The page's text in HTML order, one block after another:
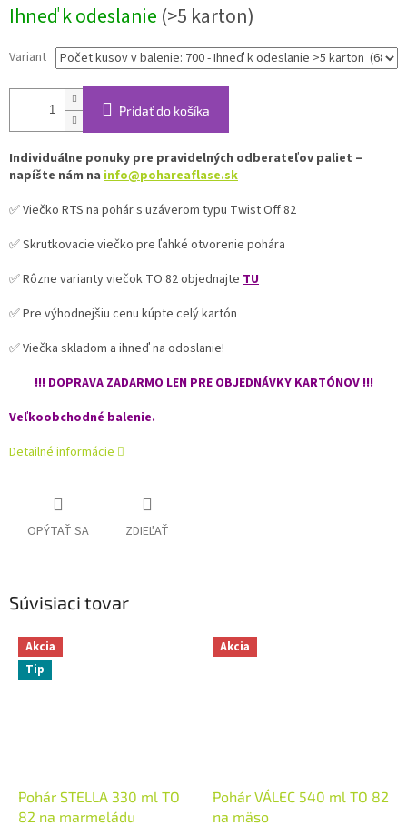
O
Ihneď k odeslanie (>5 karton)
Variant
Pridať do košíka
Individuálne ponuky pre pravidelných odberateľov paliet –
napíšte nám na info@pohareaflase.sk
✅ Viečko RTS na pohár s uzáverom typu Twist Off 82
✅ Skrutkovacie viečko pre ľahké otvorenie pohára
✅ Rôzne varianty viečok TO 82 objednajte TU
✅ Pre výhodnejšiu cenu kúpte celý kartón
✅ Viečka skladom a ihneď na odoslanie!
!!! DOPRAVA ZADARMO LEN PRE OBJEDNÁVKY KARTÓNOV !!!
Veľkoobchodné balenie.
Detailné informácie
OPÝTAŤ SA ZDIEĽAŤ
Súvisiaci tovar
Akcia
Tip
Pohár STELLA 330 ml TO
82 na marmeládu
Akcia
Pohár VÁLEC 540 ml TO 82
na mäso